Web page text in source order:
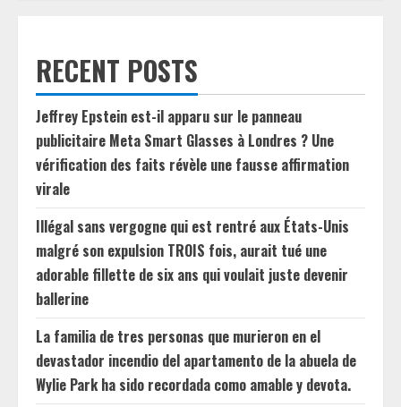
RECENT POSTS
Jeffrey Epstein est-il apparu sur le panneau
publicitaire Meta Smart Glasses à Londres ? Une
vérification des faits révèle une fausse affirmation
virale
Illégal sans vergogne qui est rentré aux États-Unis
malgré son expulsion TROIS fois, aurait tué une
adorable fillette de six ans qui voulait juste devenir
ballerine
La familia de tres personas que murieron en el
devastador incendio del apartamento de la abuela de
Wylie Park ha sido recordada como amable y devota.